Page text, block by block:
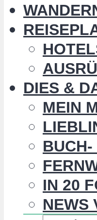
DIES &
MEIN
IN 20
NEWS